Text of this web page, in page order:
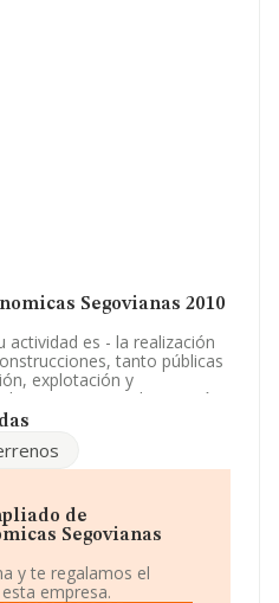
Segovianas 2010
actividad es - la realización
tanto públicas
explotación y
terrenos, su urbanización
construcción de e. La
de apoyo a las
no tiene actividad en
2003/361/CE de la
2003, sobre la definición de
medianas empresas, la
como microempresa. Sobre
de
Segovianas
y te regalamos el
empresa.